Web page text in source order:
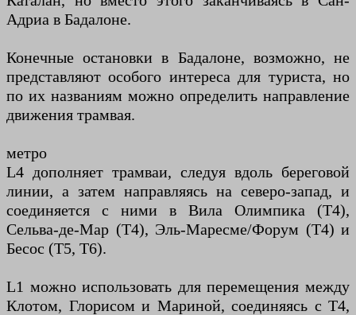
Адриа в Бадалоне.
Конечные остановки в Бадалоне, возможно, не
представляют особого интереса для туриста, но
по их названиям можно определить направление
движения трамвая.
метро
L4 дополняет трамваи, следуя вдоль береговой
линии, а затем направляясь на северо-запад, и
соединяется с ними в Вила Олимпика (T4),
Сельва-де-Мар (T4), Эль-Маресме/Форум (T4) и
Бесос (T5, T6).
L1 можно использовать для перемещения между
Клотом, Глорисом и Мариной, соединяясь с Т4,